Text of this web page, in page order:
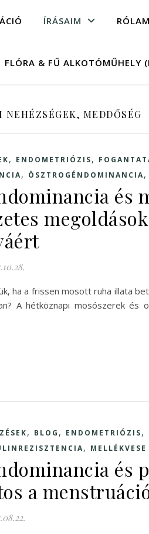
ÍRÁSAIM RÓLAM
FLÓRA & FŰ ALKOTÓMŰHELY
NEHÉZSÉGEK, MEDDŐSÉG
, ENDOMETRIÓZIS,
, ÖSZTROGÉNDOMINANCIA,
és
ha a frissen mosott ruha illata
A hétköznapi mosószerek és
, BLOG , ENDOMETRIÓZIS,
,
és
a